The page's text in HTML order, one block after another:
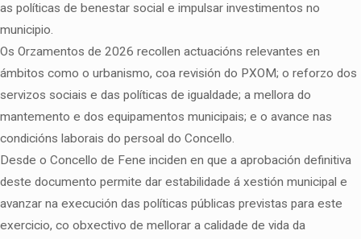
as políticas de benestar social e impulsar investimentos no
municipio.
Os Orzamentos de 2026 recollen actuacións relevantes en
ámbitos como o urbanismo, coa revisión do PXOM; o reforzo dos
servizos sociais e das políticas de igualdade; a mellora do
mantemento e dos equipamentos municipais; e o avance nas
condicións laborais do persoal do Concello.
Desde o Concello de Fene inciden en que a aprobación definitiva
deste documento permite dar estabilidade á xestión municipal e
avanzar na execución das políticas públicas previstas para este
exercicio, co obxectivo de mellorar a calidade de vida da